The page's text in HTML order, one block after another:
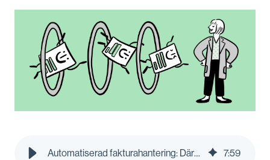
Automatiserad fakturahantering: Därför ska du automatisera hanteringen av fakturor | Pleo Blog 7:59